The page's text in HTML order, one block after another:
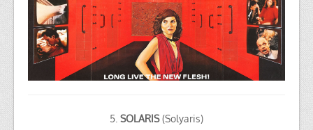
5. SOLARIS(Solyaris)